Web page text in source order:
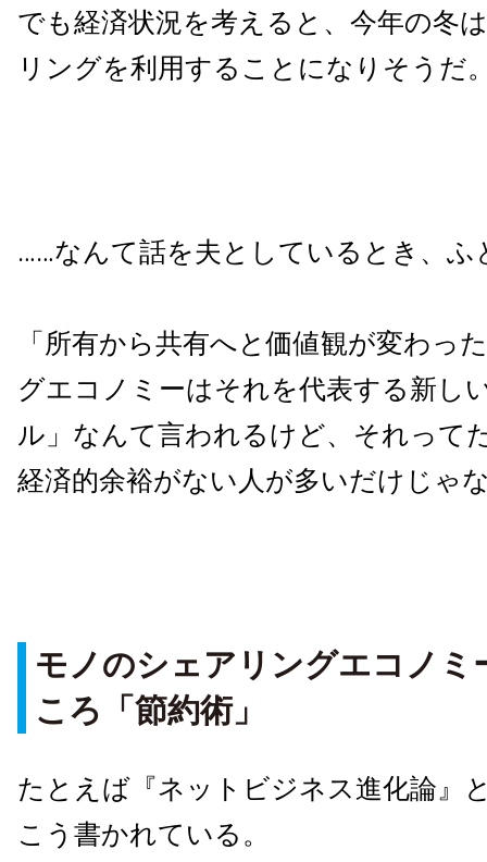
でも経済状況を考えると、今年の冬
リングを利用することになりそうだ
……なんて話を夫としているとき、ふ
「所有から共有へと価値観が変わっ
グエコノミーはそれを代表する新し
ル」なんて言われるけど、それって
経済的余裕がない人が多いだけじゃ
モノのシェアリングエコノミ
ころ「節約術」
たとえば『ネットビジネス進化論』
こう書かれている。